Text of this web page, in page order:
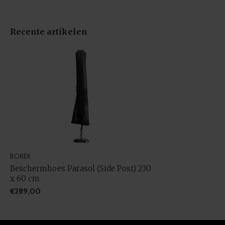
Recente artikelen
BOREK
Beschermhoes Parasol (Side Post) 230
x 60 cm
€289,00